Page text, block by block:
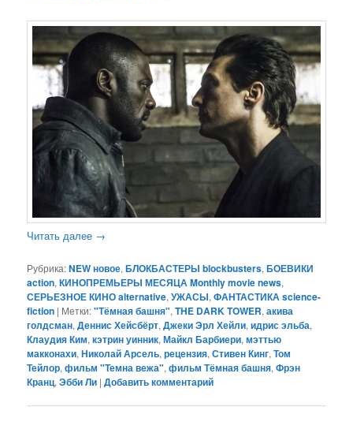
Читать далее →
Рубрика:NEW новое,БЛОКБАСТЕРЫ blockbusters,БОЕВИКИ
action,КИНОПРЕМЬЕРЫ МЕСЯЦА Monthly movie news,
СЕРЬЕЗНОЕ КИНО alternative,УЖАСЫ,ФАНТАСТИКА science-
fiction | Метки:"Тёмная башня",THE DARK TOWER,акива
голдсман,Деннис Хейсбёрт,Джеки Эрл Хейли,идрис эльба,
Клаудия Ким,кэтрин уинник,Майкл Барбиери,мэттью
макконахи,Николай Арсель,рецензия,Стивен Кинг,Том
Тейлор,фильм "Темна вежа",фильм Тёмная башня,Фрэн
Кранц,Эбби Ли |Добавить комментарий